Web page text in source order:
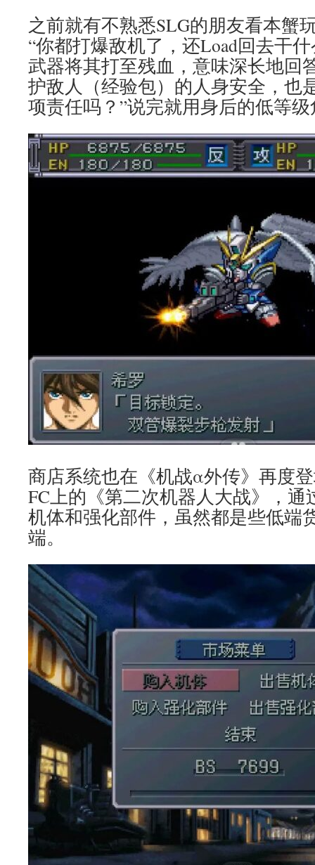
之前就有不熟悉SLG的朋友看本蟹
“你都打爆敌机了，还Load回去干
武器将其打至残血，意味深长地回
护敌人（经验包）的人身安全，也
项责任吗？”说完就用身后的低等
商店系统也在《机战α外传》再度
FC上的《第二次机器人大战》，通
机体和强化部件，虽然都是些低端
端。